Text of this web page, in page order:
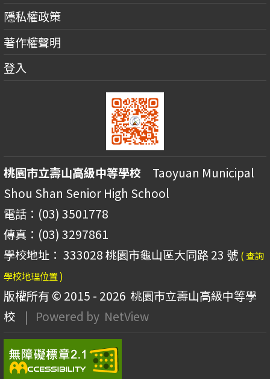
隱私權政策
著作權聲明
登入
桃園市立壽山高級中等學校 Taoyuan Municipal
Shou Shan Senior High School
電話：(03) 3501778
傳真：(03) 3297861
學校地址： 333028 桃園市龜山區大同路 23 號 ( 查詢
學校地理位置 )
版權所有 © 2015 - 2026 桃園市立壽山高級中等學
校
| Powered by NetView